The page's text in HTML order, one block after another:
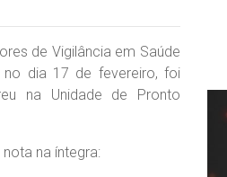
de Vigilância em Saúde
no dia 17 de fevereiro, foi
na Unidade de Pronto
na íntegra: